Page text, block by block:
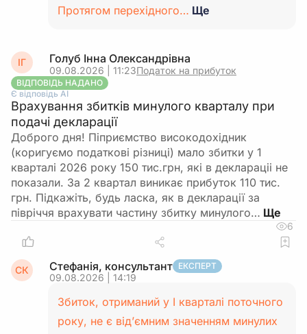
Протягом перехідного… Ще
ІГ Голуб Інна Олександрівна
09.08.2026 | 11:23Податок на прибуток
ВІДПОВІДЬ НАДАНО
Є відповідь АІ
Врахування збитків минулого кварталу при
подачі декларації
Доброго дня! Піприємство високодохідник
(коригуємо податкові різниці) мало збитки у 1
кварталі 2026 року 150 тис.грн, які в деклараціі не
показали. За 2 квартал виникає прибуток 110 тис.
грн. Підкажіть, будь ласка, як в декларації за
півріччя врахувати частину збитку минулого…
6
СК Стефанія, консультант ЕКСПЕРТ
09.08.2026 | 14:19
Збиток, отриманий у І кварталі поточного
року, не є від’ємним значенням минулих